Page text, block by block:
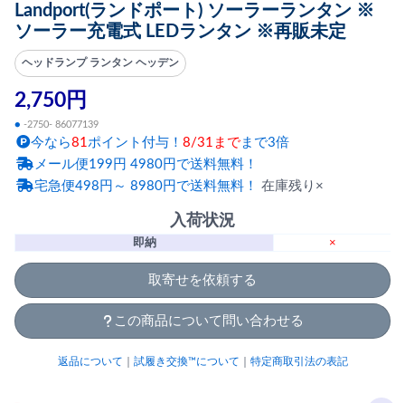
Landport(ランドポート) ソーラーランタン ※
ソーラー充電式 LEDランタン ※再販未定
ヘッドランプ ランタン ヘッデン
2,750円
● -2750- 86077139
今なら81ポイント付与！ 8/31まで まで3倍
メール便199円 4980円で送料無料！
宅急便498円～ 8980円で送料無料！ 在庫残り×
入荷状況
即納 ×
取寄せを依頼する
この商品について問い合わせる
返品について 試履き交換™について 特定商取引法の表記